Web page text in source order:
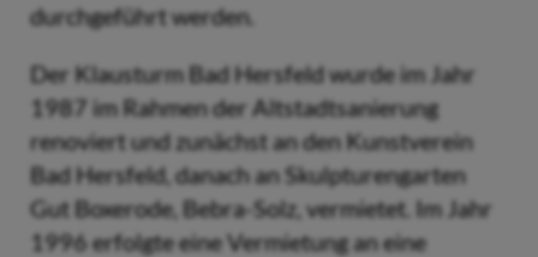
durchgeführt werden.
Der Klausturm Bad Hersfeld wurde im Jahr
1987 im Rahmen der Altstadtsanierung
renoviert und zunächst an den Kunstverein
Bad Hersfeld, danach an Skulpturengarten
Gut Boxerode, Bebra-Solz, vermietet. Im Jahr
1996 erfolgte eine Vermietung an eine